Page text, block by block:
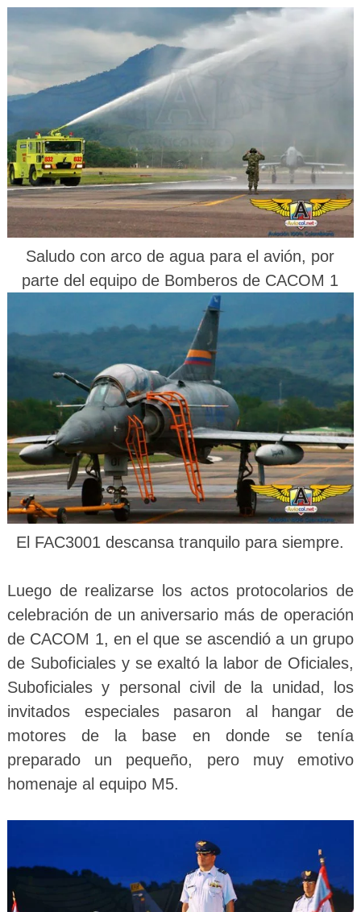
Saludo con arco de agua para el avión, por
parte del equipo de Bomberos de CACOM 1
El FAC3001 descansa tranquilo para siempre.
Luego de realizarse los actos protocolarios de
celebración de un aniversario más de operación
de CACOM 1, en el que se ascendió a un grupo
de Suboficiales y se exaltó la labor de Oficiales,
Suboficiales y personal civil de la unidad, los
invitados especiales pasaron al hangar de
motores de la base en donde se tenía
preparado un pequeño, pero muy emotivo
homenaje al equipo M5.